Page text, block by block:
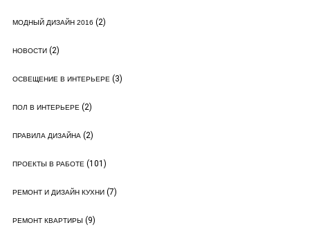
МОДНЫЙ ДИЗАЙН 2016 (2)
НОВОСТИ(2)
ОСВЕЩЕНИЕ В ИНТЕРЬЕРЕ(3)
ПОЛ В ИНТЕРЬЕРЕ(2)
ПРАВИЛА ДИЗАЙНА(2)
ПРОЕКТЫ В РАБОТЕ(101)
РЕМОНТ И ДИЗАЙН КУХНИ(7)
РЕМОНТ КВАРТИРЫ (9)